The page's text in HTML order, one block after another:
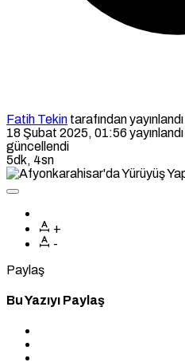
Fatih Tekin tarafından yayınlandı
18 Şubat 2025, 01:56 yayınlandı
güncellendi
5dk, 4sn
+
-
Paylaş
Bu Yazıyı Paylaş